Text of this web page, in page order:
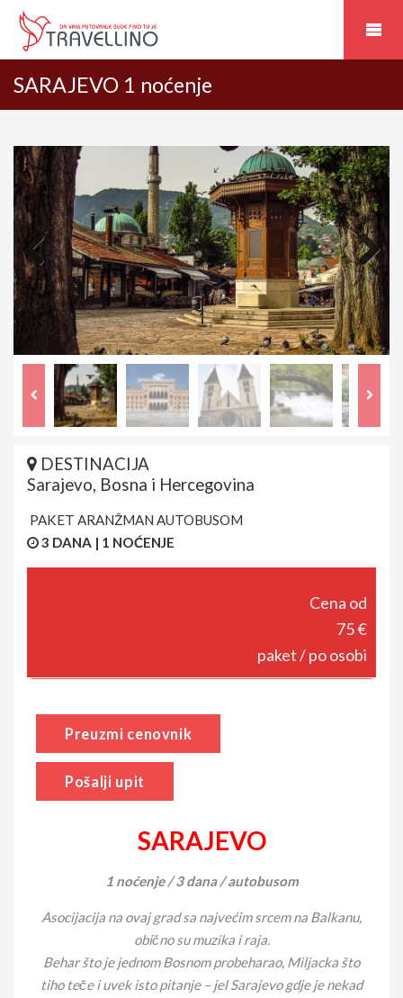
SARAJEVO 1 noćenje
Previous Next
DESTINACIJA
Sarajevo, Bosna i Hercegovina
PAKET ARANŽMAN AUTOBUSOM
3 DANA | 1 NOĆENJE
Cena od
75 €
paket / po osobi
Preuzmi cenovnik
Pošalji upit
SARAJEVO
1 noćenje / 3 dana / autobusom
Asocijacija na ovaj grad sa najvećim srcem na Balkanu,
obično su muzika i raja.
Behar što je jednom Bosnom probeharao, Miljacka što
tiho teče i uvek isto pitanje – jel Sarajevo gdje je nekad